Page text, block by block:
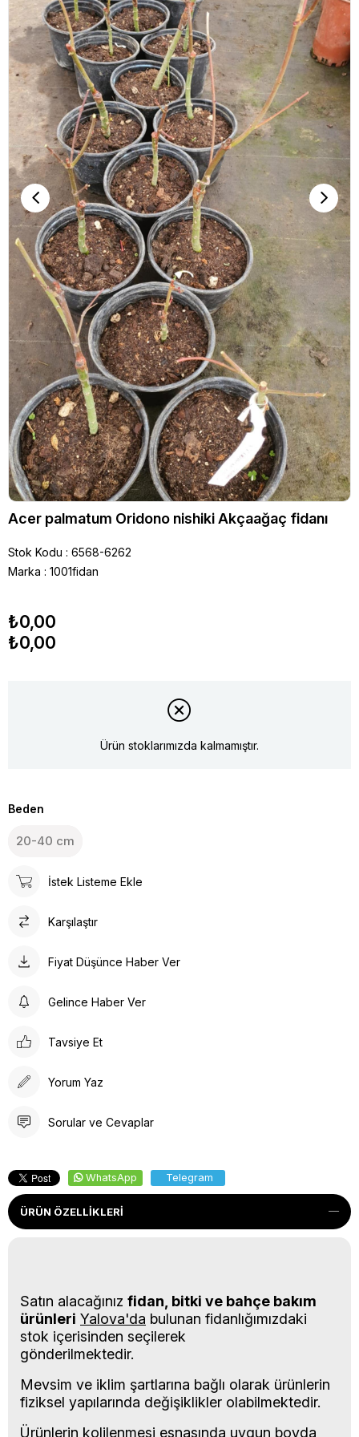
Acer palmatum Oridono nishiki Akçaağaç fidanı
Stok Kodu
6568-6262
Marka : 1001fidan
₺0,00
₺0,00
Ürün stoklarımızda kalmamıştır.
Beden
20-40 cm
İstek Listeme Ekle
Karşılaştır
Fiyat Düşünce Haber Ver
Gelince Haber Ver
Tavsiye Et
Yorum Yaz
Sorular ve Cevaplar
WhatsApp Telegram
ÜRÜN ÖZELLIKLERI
Satın alacağınız fidan, bitki ve bahçe bakım
ürünleri Yalova'da bulunan fidanlığımızdaki
stok içerisinden seçilerek
gönderilmektedir.
Mevsim ve iklim şartlarına bağlı olarak ürünlerin
fiziksel yapılarında değişiklikler olabilmektedir.
Ürünlerin kolilenmesi esnasında uygun boyda